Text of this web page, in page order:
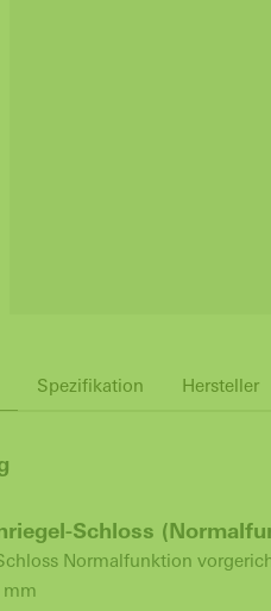
Spezifikation Hersteller
Schloss
Normalfunktion
mm